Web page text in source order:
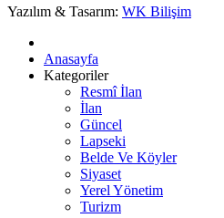
Yazılım & Tasarım: WK Bilişim
Anasayfa
Kategoriler
Resmî İlan
İlan
Güncel
Lapseki
Belde Ve Köyler
Siyaset
Yerel Yönetim
Turizm